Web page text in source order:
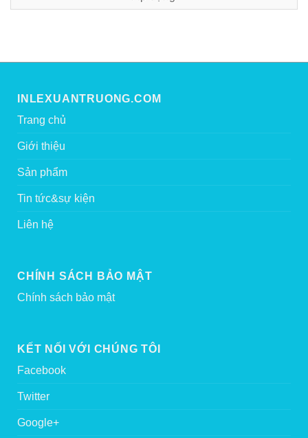
INLEXUANTRUONG.COM
Trang chủ
Giới thiệu
Sản phẩm
Tin tức&sự kiện
Liên hệ
CHÍNH SÁCH BẢO MẬT
Chính sách bảo mật
KẾT NỐI VỚI CHÚNG TÔI
Facebook
Twitter
Google+